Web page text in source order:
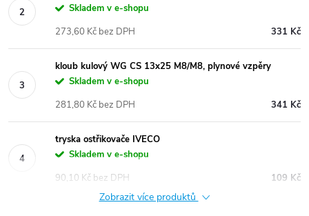
Skladem v e-shopu
331 Kč
273,60 Kč bez DPH
kloub kulový WG CS 13x25 M8/M8, plynové vzpěry
Skladem v e-shopu
341 Kč
281,80 Kč bez DPH
tryska ostřikovače IVECO
Skladem v e-shopu
109 Kč
90,10 Kč bez DPH
Zobrazit více produktů